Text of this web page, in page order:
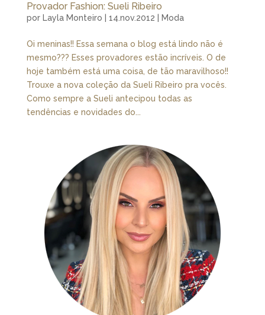
Provador Fashion: Sueli Ribeiro
por Layla Monteiro 14.nov.2012 Moda
Oi meninas!! Essa semana o blog está lindo não é
mesmo??? Esses provadores estão incríveis. O de
hoje também está uma coisa, de tão maravilhoso!!
Trouxe a nova coleção da Sueli Ribeiro pra vocês.
Como sempre a Sueli antecipou todas as
tendências e novidades do...